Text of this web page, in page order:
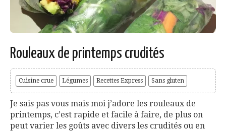
Rouleaux de printemps crudités
Cuisine crue Légumes Recettes Express Sans gluten
Je sais pas vous mais moi j’adore les rouleaux de
printemps, c’est rapide et facile à faire, de plus on
peut varier les goûts avec divers les crudités ou en